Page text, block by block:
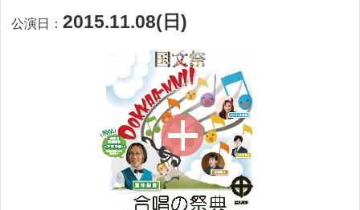
公演日：2015.11.08(日)